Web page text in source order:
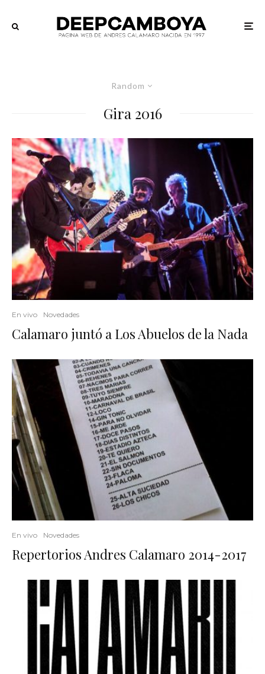
Random
Gira 2016
En vivo Novedades
Calamaro juntó a Los Abuelos de la Nada
En vivo Novedades
Repertorios Andres Calamaro 2014-2017